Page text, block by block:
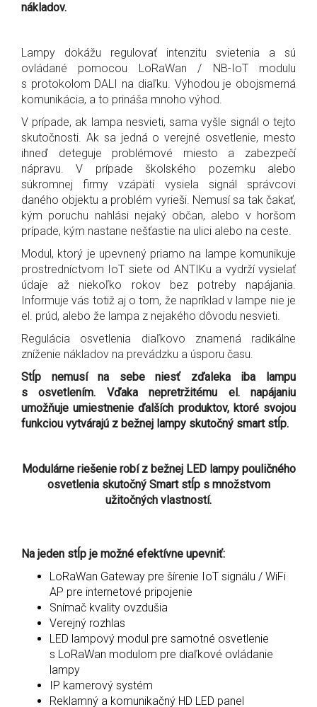
nákladov.
Lampy dokážu regulovať intenzitu svietenia a sú
ovládané pomocou LoRaWan / NB-IoT modulu
s protokolom DALI na diaľku. Výhodou je obojsmerná
komunikácia, a to prináša mnoho výhod.
V prípade, ak lampa nesvieti, sama vyšle signál o tejto
skutočnosti. Ak sa jedná o verejné osvetlenie, mesto
ihneď deteguje problémové miesto a zabezpečí
nápravu. V prípade školského pozemku alebo
súkromnej firmy vzápätí vysiela signál správcovi
daného objektu a problém vyrieši. Nemusí sa tak čakať,
kým poruchu nahlási nejaký občan, alebo v horšom
prípade, kým nastane nešťastie na ulici alebo na ceste.
Modul, ktorý je upevnený priamo na lampe komunikuje
prostredníctvom IoT siete od ANTIKu a vydrží vysielať
údaje až niekoľko rokov bez potreby napájania.
Informuje vás totiž aj o tom, že napríklad v lampe nie je
el. prúd, alebo že lampa z nejakého dôvodu nesvieti.
Regulácia osvetlenia diaľkovo znamená radikálne
zníženie nákladov na prevádzku a úsporu času.
Stĺp nemusí na sebe niesť zďaleka iba lampu
s osvetlením. Vďaka nepretržitému el. napájaniu
umožňuje umiestnenie ďalších produktov, ktoré svojou
funkciou vytvárajú z bežnej lampy skutočný smart stĺp.
Modulárne riešenie robí z bežnej LED lampy pouličného
osvetlenia skutočný Smart stĺp s množstvom
užitočných vlastností.
Na jeden stĺp je možné efektívne upevniť:
LoRaWan Gateway pre šírenie IoT signálu / WiFi
AP pre internetové pripojenie
Snímač kvality ovzdušia
Verejný rozhlas
LED lampový modul pre samotné osvetlenie
s LoRaWan modulom pre diaľkové ovládanie
lampy
IP kamerový systém
Reklamný a komunikačný HD LED panel